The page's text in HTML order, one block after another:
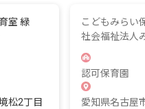
室 緑
松2丁目
こどもみらい
社会福祉法人
認可保育園
愛知県名古屋